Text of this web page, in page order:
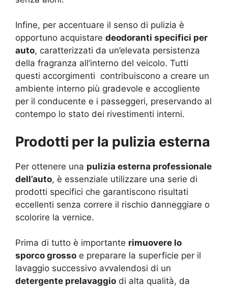
Infine, per accentuare il senso di pulizia è
opportuno acquistare deodoranti specifici per
auto, caratterizzati da un’elevata persistenza
della fragranza all’interno del veicolo. Tutti
questi accorgimenti contribuiscono a creare un
ambiente interno più gradevole e accogliente
per il conducente e i passeggeri, preservando al
contempo lo stato dei rivestimenti interni.
Prodotti per la pulizia esterna
Per ottenere una pulizia esterna professionale
dell’auto, è essenziale utilizzare una serie di
prodotti specifici che garantiscono risultati
eccellenti senza correre il rischio danneggiare o
scolorire la vernice.
Prima di tutto è importante rimuovere lo
sporco grosso e preparare la superficie per il
lavaggio successivo avvalendosi di un
detergente prelavaggio di alta qualità, da